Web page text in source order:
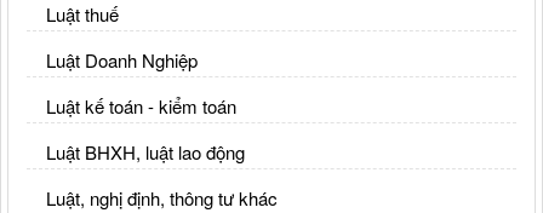
Luật thuế
Luật Doanh Nghiệp
Luật kế toán - kiểm toán
Luật BHXH, luật lao động
Luật, nghị định, thông tư khác